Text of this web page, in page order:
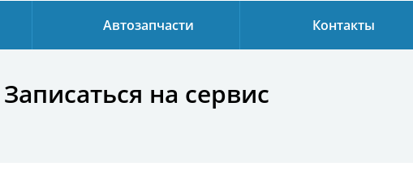
Автозапчаcти Контакты
Записаться на сервис